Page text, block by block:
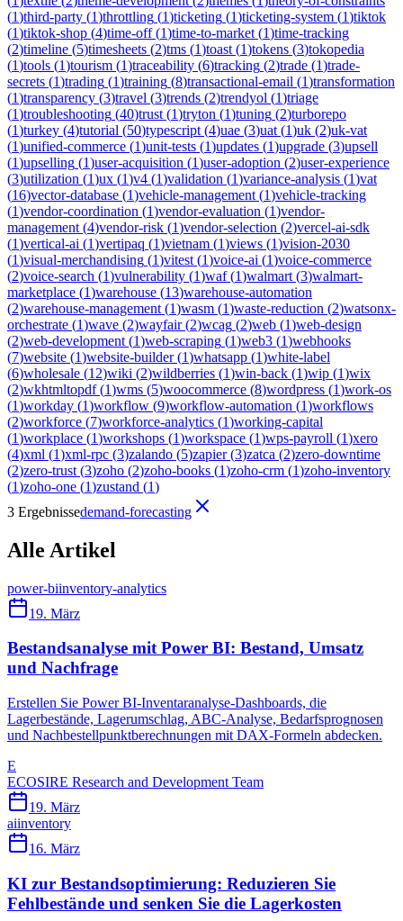
(1)third-party (1)throttling (1)ticketing (1)ticketing-system (1)tiktok
(1)tiktok-shop (4)time-off(1)time-to-market (1)time-tracking
(2)timeline (5)timesheets (2)tms (1)toast (1)tokens (3)tokopedia
(1)tools (1)tourism (1)traceability (6)tracking (2)trade (1)trade-
secrets (1)trading (1)training (8)transactional-email (1)transformation
(1)transparency (3)travel (3)trends (2)trendyol (1)triage
(1)troubleshooting (40)trust (1)tryton (1)tuning (2)turborepo
(1)turkey (4)tutorial (50)typescript (4)uae (3)uat (1)uk (2)uk-vat
(1)unified-commerce (1)unit-tests (1)updates (1)upgrade (3)upsell
(1)upselling (1)user-acquisition (1)user-adoption (2)user-experience
(3)utilization (1)ux (1)v4 (1)validation (1)variance-analysis (1)vat
(16)vector-database (1)vehicle-management (1)vehicle-tracking
(1)vendor-coordination (1)vendor-evaluation (1)vendor-
management (4)vendor-risk (1)vendor-selection (2)vercel-ai-sdk
(1)vertical-ai (1)vertipaq (1)vietnam (1)views (1)vision-2030
(1)visual-merchandising (1)vitest (1)voice-ai (1)voice-commerce
(2)voice-search (1)vulnerability (1)waf(1)walmart (3)walmart-
marketplace (1)warehouse (13)warehouse-automation
(2)warehouse-management (1)wasm (1)waste-reduction (2)watsonx-
orchestrate (1)wave (2)wayfair(2)wcag (2)web (1)web-design
(2)web-development (1)web-scraping (1)web3 (1)webhooks
(7)website (1)website-builder(1)whatsapp (1)white-label
(6)wholesale (12)wiki (2)wildberries (1)win-back (1)wip (1)wix
(2)wkhtmltopdf(1)wms (5)woocommerce (8)wordpress (1)work-os
(1)workday (1)workflow (9)workflow-automation (1)workflows
(2)workforce (7)workforce-analytics (1)working-capital
(1)workplace (1)workshops (1)workspace (1)wps-payroll (1)xero
(4)xml (1)xml-rpc (3)zalando (5)zapier(3)zatca (2)zero-downtime
(2)zero-trust (3)zoho (2)zoho-books (1)zoho-crm (1)zoho-inventory
(1)zoho-one (1)zustand (1)
3 Ergebnissedemand-forecasting
Alle Artikel
power-biinventory-analytics
19. März
Bestandsanalyse mit Power BI: Bestand, Umsatz
und Nachfrage
Erstellen Sie Power BI-Inventaranalyse-Dashboards, die
Lagerbestände, Lagerumschlag, ABC-Analyse, Bedarfsprognosen
und Nachbestellpunktberechnungen mit DAX-Formeln abdecken.
E
ECOSIRE Research and Development Team
19. März
aiinventory
16. März
KI zur Bestandsoptimierung: Reduzieren Sie
Fehlbestände und senken Sie die Lagerkosten